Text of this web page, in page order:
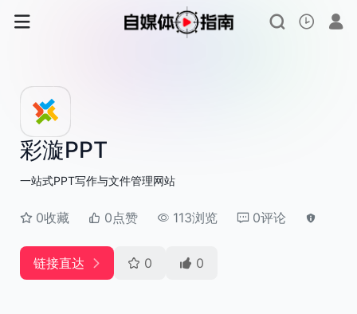
彩漩PPT
一站式PPT写作与文件管理网站
0收藏 0点赞 113浏览 0评论
链接直达 0 0